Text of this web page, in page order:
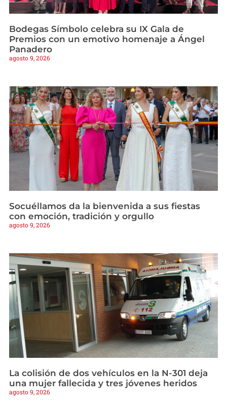
Bodegas Símbolo celebra su IX Gala de
Premios con un emotivo homenaje a Ángel
Panadero
agosto 9, 2026
Socuéllamos da la bienvenida a sus fiestas
con emoción, tradición y orgullo
agosto 9, 2026
La colisión de dos vehículos en la N-301 deja
una mujer fallecida y tres jóvenes heridos
agosto 9, 2026